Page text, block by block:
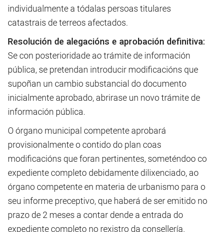
individualmente a tódalas persoas titulares
catastrais de terreos afectados.
Resolución de alegacións e aprobación definitiva:
Se con posterioridade ao trámite de información
pública, se pretendan introducir modificacións que
supoñan un cambio substancial do documento
inicialmente aprobado, abrirase un novo trámite de
información pública.
O órgano municipal competente aprobará
provisionalmente o contido do plan coas
modificacións que foran pertinentes, someténdoo co
expediente completo debidamente dilixenciado, ao
órgano competente en materia de urbanismo para o
seu informe preceptivo, que haberá de ser emitido no
prazo de 2 meses a contar dende a entrada do
expediente completo no rexistro da consellería.